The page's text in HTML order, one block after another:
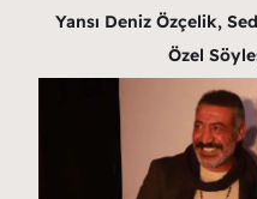
Yansı Deniz Özçelik,
Özel